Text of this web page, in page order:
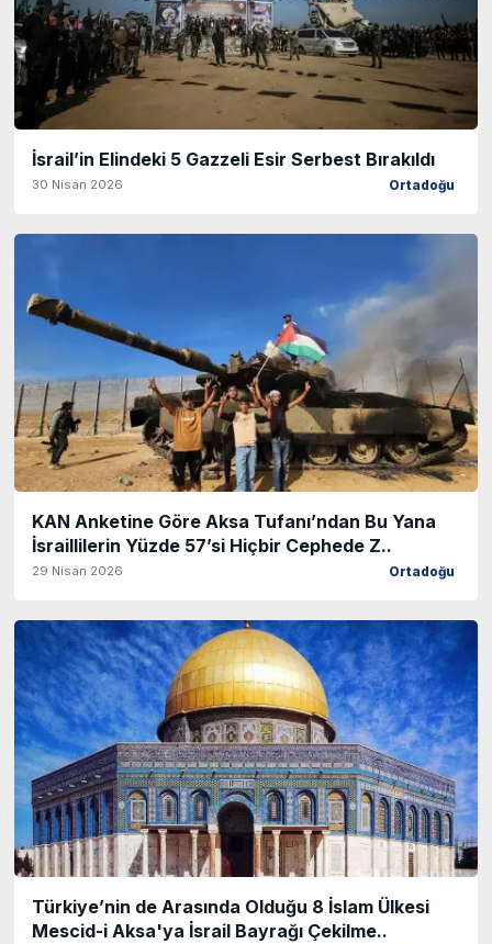
İsrail’in Elindeki 5 Gazzeli Esir Serbest Bırakıldı
30 Nisan 2026 Ortadoğu
KAN Anketine Göre Aksa Tufanı’ndan Bu Yana
İsraillilerin Yüzde 57’si Hiçbir Cephede Z..
29 Nisan 2026 Ortadoğu
Türkiye’nin de Arasında Olduğu 8 İslam Ülkesi
Mescid-i Aksa'ya İsrail Bayrağı Çekilme..